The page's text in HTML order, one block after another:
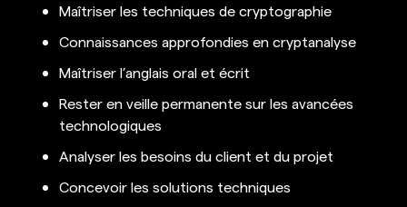
Maîtriser les techniques de cryptographie
Connaissances approfondies en cryptanalyse
Maîtriser l’anglais oral et écrit
Rester en veille permanente sur les avancées
technologiques
Analyser les besoins du client et du projet
Concevoir les solutions techniques